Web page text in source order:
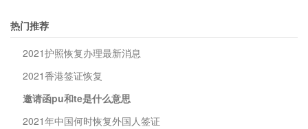
热门推荐
2021护照恢复办理最新消息
2021香港签证恢复
邀请函pu和te是什么意思
2021年中国何时恢复外国人签证